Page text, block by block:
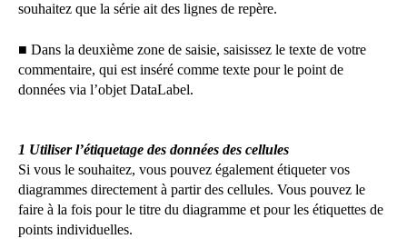
souhaitez que la série ait des lignes de repère.
■ Dans la deuxième zone de saisie, saisissez le texte de votre
commentaire, qui est inséré comme texte pour le point de
données via l’objet DataLabel.
1 Utiliser l’étiquetage des données des cellules
Si vous le souhaitez, vous pouvez également étiqueter vos
diagrammes directement à partir des cellules. Vous pouvez le
faire à la fois pour le titre du diagramme et pour les étiquettes de
points individuelles.